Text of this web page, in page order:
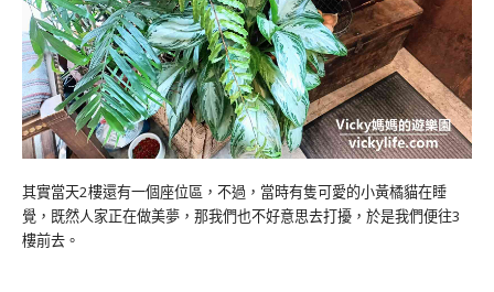
其實當天2樓還有一個座位區，不過，當時有隻可愛的小黃橘貓在睡
覺，既然人家正在做美夢，那我們也不好意思去打擾，於是我們便往3
樓前去。